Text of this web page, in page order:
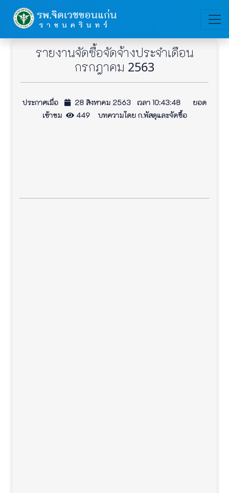
รายงานจัดซื้อจัดจ้างประจำเดือน
กรกฎาคม 2563
ประกาศเมื่อ
28 สิงหาคม 2563 เวลา 10:43:48 ยอด
เข้าชม
449 บทความโดย ก.พัสดุและจัดซื้อ